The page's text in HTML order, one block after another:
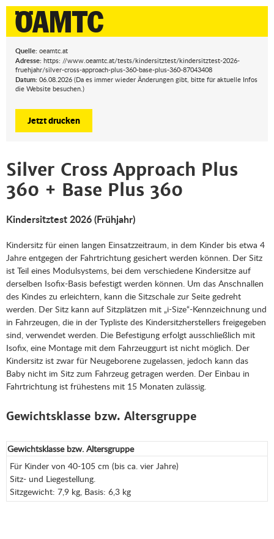
Quelle: oeamtc.at
Adresse: https: //www.oeamtc.at/tests/kindersitztest/kindersitztest-2026-
fruehjahr/silver-cross-approach-plus-360-base-plus-360-87043408
Datum: 06.08.2026 (Da es immer wieder Änderungen gibt, bitte für aktuelle Infos
die Website besuchen.)
Jetzt drucken
Silver Cross Approach Plus
360 + Base Plus 360
Kindersitztest 2026 (Frühjahr)
Kindersitz für einen langen Einsatzzeitraum, in dem Kinder bis etwa 4
Jahre entgegen der Fahrtrichtung gesichert werden können. Der Sitz
ist Teil eines Modulsystems, bei dem verschiedene Kindersitze auf
derselben Isofix-Basis befestigt werden können. Um das Anschnallen
des Kindes zu erleichtern, kann die Sitzschale zur Seite gedreht
werden. Der Sitz kann auf Sitzplätzen mit „i-Size“-Kennzeichnung und
in Fahrzeugen, die in der Typliste des Kindersitzherstellers freigegeben
sind, verwendet werden. Die Befestigung erfolgt ausschließlich mit
Isofix, eine Montage mit dem Fahrzeuggurt ist nicht möglich. Der
Kindersitz ist zwar für Neugeborene zugelassen, jedoch kann das
Baby nicht im Sitz zum Fahrzeug getragen werden. Der Einbau in
Fahrtrichtung ist frühestens mit 15 Monaten zulässig.
Gewichtsklasse bzw. Altersgruppe
Gewichtsklasse bzw. Altersgruppe
Für Kinder von 40-105 cm (bis ca. vier Jahre)
Sitz- und Liegestellung.
Sitzgewicht: 7,9 kg, Basis: 6,3 kg